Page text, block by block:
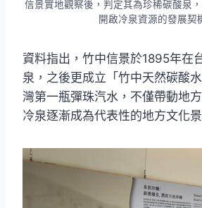
信景實地觀察後，判定其為珍稀碳酸泉
開啟冷泉資源的發展契
資料指出，竹中信景於1895年在
泉，之後更成立「竹中天然碳酸
灣第一瓶彈珠汽水，不僅帶動地
冷泉逐漸成為代表性的地方文化景